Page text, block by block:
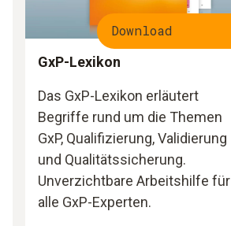
Download
GxP-Lexikon
Das GxP-Lexikon erläutert
Begriffe rund um die Themen
GxP, Qualifizierung, Validierung
und Qualitätssicherung.
Unverzichtbare Arbeitshilfe für
alle GxP-Experten.